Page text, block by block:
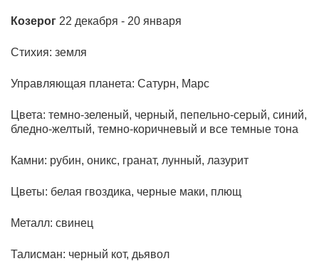
Козерог 22 декабря - 20 января
Стихия: земля
Управляющая планета: Сатурн, Марс
Цвета: темно-зеленый, черный, пепельно-серый, синий,
бледно-желтый, темно-коричневый и все темные тона
Камни: рубин, оникс, гранат, лунный, лазурит
Цветы: белая гвоздика, черные маки, плющ
Металл: свинец
Талисман: черный кот, дьявол